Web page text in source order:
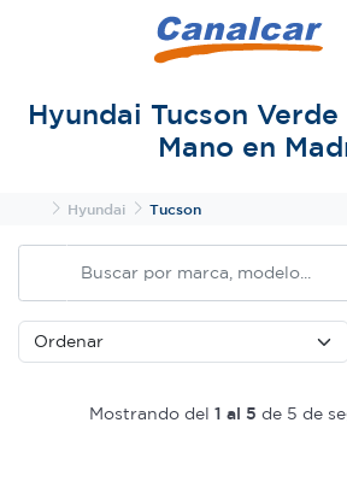
Hyundai Tucson
Mano en
InicioHyundai Tucson
Mostrando del 1 al 5 de 5 de